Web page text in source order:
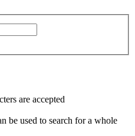
are accepted
be used to search for a whole